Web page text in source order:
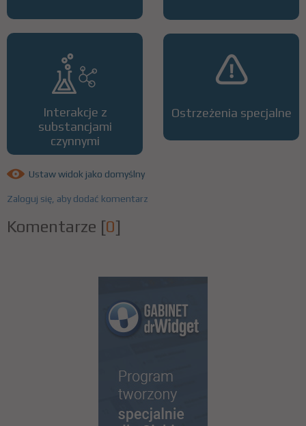
Interakcje z
substancjami
czynnymi
Ostrzeżenia specjalne
Ustaw widok jako domyślny
Zaloguj się, aby dodać komentarz
Komentarze [0]